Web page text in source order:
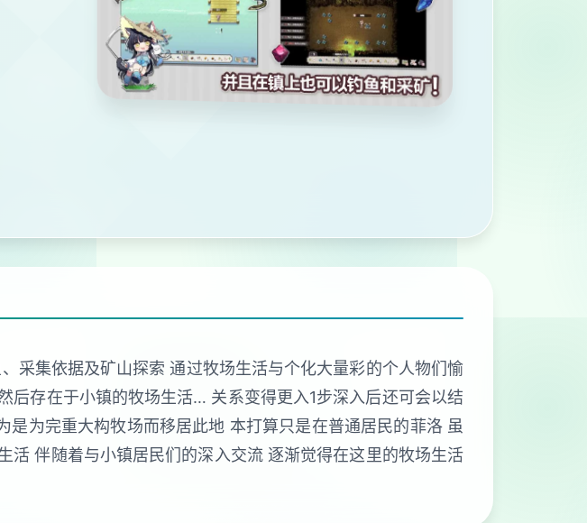
采集依据及矿山探索 通过牧场生活与个化大量彩的个人物们愉
后存在于小镇的牧场生活… 关系变得更入1步深入后还可会以结
为完重大构牧场而移居此地 本打算只是在普通居民的菲洛 虽
伴随着与小镇居民们的深入交流 逐渐觉得在这里的牧场生活